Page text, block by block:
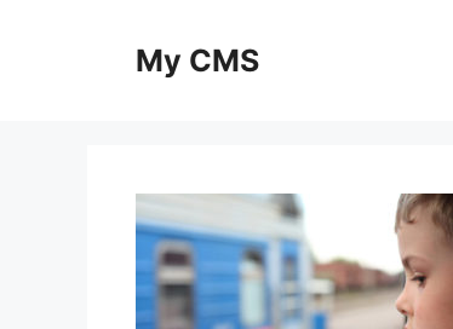
My CMS